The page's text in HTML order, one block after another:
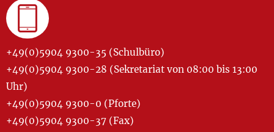
+49(0)5904 9300-35 (Schulbüro)
+49(0)5904 9300-28 (Sekretariat von 08:00 bis 13:00
Uhr)
+49(0)5904 9300-0 (Pforte)
+49(0)5904 9300-37 (Fax)